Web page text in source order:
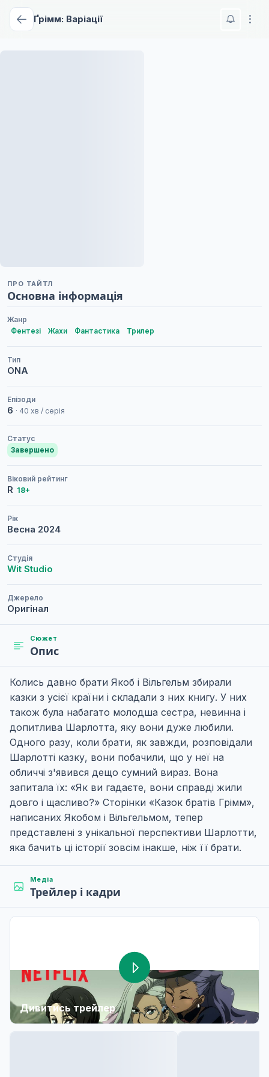
Ґрімм: Варіації
ПРО ТАЙТЛ
Основна інформація
Жанр
Фентезі
Жахи Фантастика Трилер
Тип
ONA
Епізоди
6 · 40 хв / серія
Статус
Завершено
Віковий рейтинг
R 18+
Рік
Весна 2024
Студія
Wit Studio
Джерело
Оригінал
Сюжет
Опис
Колись давно брати Якоб і Вільгельм збирали
казки з усієї країни і складали з них книгу. У них
також була набагато молодша сестра, невинна і
допитлива Шарлотта, яку вони дуже любили.
Одного разу, коли брати, як завжди, розповідали
Шарлотті казку, вони побачили, що у неї на
обличчі з'явився дещо сумний вираз. Вона
запитала їх: «Як ви гадаєте, вони справді жили
довго і щасливо?» Сторінки «Казок братів Грімм»,
написаних Якобом і Вільгельмом, тепер
представлені з унікальної перспективи Шарлотти,
яка бачить ці історії зовсім інакше, ніж її брати.
Медіа
Трейлер і кадри
Дивитись трейлер